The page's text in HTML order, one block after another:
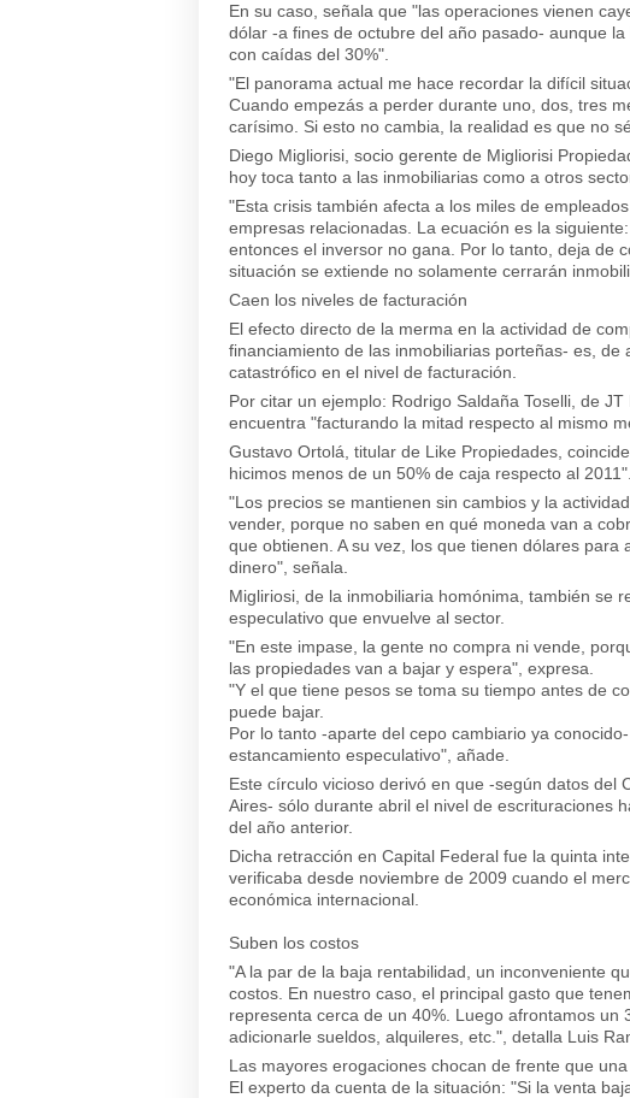
En su caso, señala que "las operaciones vienen
dólar -a fines de octubre del año pasado- aunque
con caídas del 30%".
"El panorama actual me hace recordar la difícil
Cuando empezás a perder durante uno, dos, tres
carísimo. Si esto no cambia, la realidad es que no
Diego Migliorisi, socio gerente de Migliorisi
hoy toca tanto a las inmobiliarias como a otros
"Esta crisis también afecta a los miles de
empresas relacionadas. La ecuación es la
entonces el inversor no gana. Por lo tanto, deja de
situación se extiende no solamente cerrarán
Caen los niveles de facturación
El efecto directo de la merma en la actividad de
financiamiento de las inmobiliarias porteñas- es,
catastrófico en el nivel de facturación.
Por citar un ejemplo: Rodrigo Saldaña Toselli, de
encuentra "facturando la mitad respecto al mismo
Gustavo Ortolá, titular de Like Propiedades,
hicimos menos de un 50% de caja respecto al 2011".
"Los precios se mantienen sin cambios y la
vender, porque no saben en qué moneda van a
que obtienen. A su vez, los que tienen dólares
dinero", señala.
Migliriosi, de la inmobiliaria homónima, también se
especulativo que envuelve al sector.
"En este impase, la gente no compra ni vende,
las propiedades van a bajar y espera", expresa.
"Y el que tiene pesos se toma su tiempo antes de
puede bajar.
Por lo tanto -aparte del cepo cambiario ya
estancamiento especulativo", añade.
Este círculo vicioso derivó en que -según datos del
Aires- sólo durante abril el nivel de escrituraciones
del año anterior.
Dicha retracción en Capital Federal fue la quinta
verificaba desde noviembre de 2009 cuando el
económica internacional.
Suben los costos
"A la par de la baja rentabilidad, un inconveniente
costos. En nuestro caso, el principal gasto que
representa cerca de un 40%. Luego afrontamos un
adicionarle sueldos, alquileres, etc.", detalla Luis
Las mayores erogaciones chocan de frente que
El experto da cuenta de la situación: "Si la venta